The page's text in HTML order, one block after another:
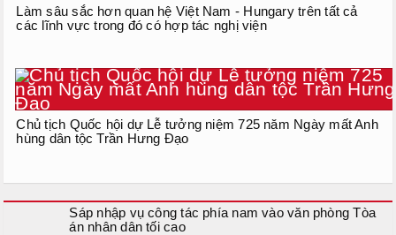
Làm sâu sắc hơn quan hệ Việt Nam - Hungary trên tất cả
các lĩnh vực trong đó có hợp tác nghị viện
Chủ tịch Quốc hội dự Lễ tưởng niệm 725 năm Ngày mất Anh
hùng dân tộc Trần Hưng Đạo
Sáp nhập vụ công tác phía nam vào văn phòng Tòa
án nhân dân tối cao